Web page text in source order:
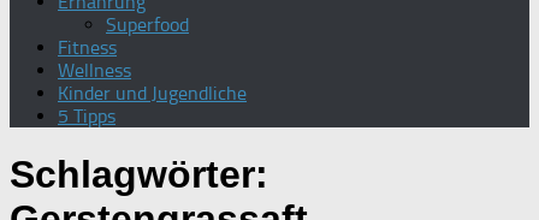
Superfood
Fitness
Wellness
Kinder und Jugendliche
5 Tipps
Schlagwörter: